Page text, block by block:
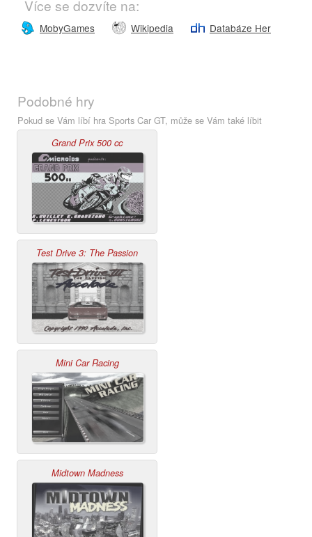
Více se dozvíte na:
MobyGames Wikipedia Databáze Her
Podobné hry
Pokud se Vám líbí hra Sports Car GT, může se Vám také líbit
Grand Prix 500 cc
Test Drive 3: The Passion
Mini Car Racing
Midtown Madness